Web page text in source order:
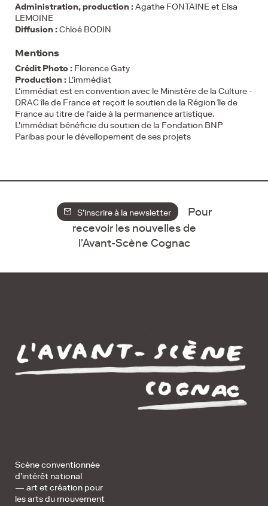
Administration, production :Agathe FONTAINE et Elsa
LEMOINE
Diffusion :Chloé BODIN
Mentions
Crédit Photo : Florence Gaty
Production : L'immédiat
L'immédiat est en convention avec le Ministère de la Culture -
DRAC île de France et reçoit le soutien de la Région île de
France au titre de l'aide à la permanence artistique.
L'immédiat bénéficie du soutien de la Fondation BNP
Paribas pour le dévellopement de ses projets
S'inscrire à la newsletter
Pour
recevoir les nouvelles de
l'Avant-Scène Cognac
Scène conventionnée
d’intérêt national
— art et création pour
les arts du mouvement